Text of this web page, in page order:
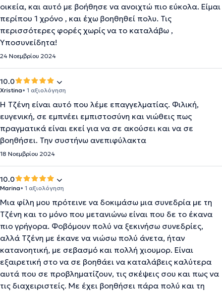
οικεία, και αυτό με βοήθησε να ανοιχτώ πιο εύκολα. Είμαι
περίπου 1 χρόνο , και έχω βοηθηθεί πολυ. Τις
περισσότερες φορές χωρίς να το καταλάβω ,
Υποσυνείδητα!
24 Νοεμβρίου 2024
10.0
Xristina• 1 αξιολόγηση
Η Τζένη είναι αυτό που λέμε επαγγελματίας. Φιλική,
ευγενική, σε εμπνέει εμπιστοσύνη και νιώθεις πως
πραγματικά είναι εκεί για να σε ακούσει και να σε
βοηθήσει. Την συστήνω ανεπιφύλακτα
18 Νοεμβρίου 2024
10.0
Marina• 1 αξιολόγηση
Μια φίλη μου πρότεινε να δοκιμάσω μια συνεδρία με τη
Τζένη και το μόνο που μετανιώνω είναι που δε το έκανα
πιο γρήγορα. Φοβόμουν πολύ να ξεκινήσω συνεδρίες,
αλλά Τζένη με έκανε να νιώσω πολύ άνετα, ήταν
κατανοητική, με σεβασμό και πολλή χιουμορ. Είναι
εξαιρετική στο να σε βοηθάει να καταλάβεις καλύτερα
αυτά που σε προβληματίζουν, τις σκέψεις σου και πως να
τις διαχειριστείς. Με έχει βοηθήσει πάρα πολύ και τη